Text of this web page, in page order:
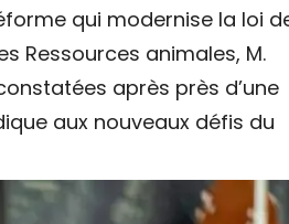
qui modernise la loi
Ressources animales, M.
après près d’une
aux nouveaux défis du